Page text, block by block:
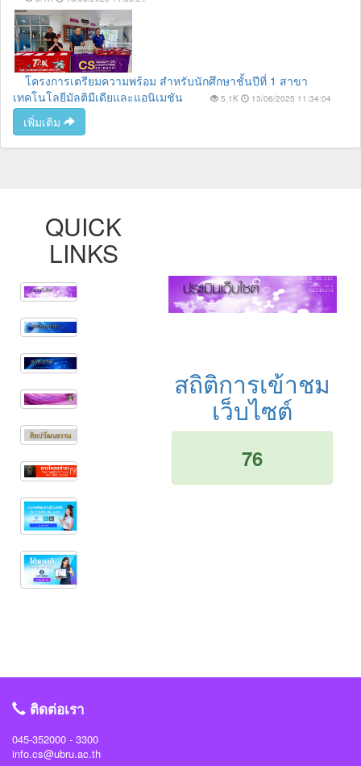
โครงการเตรียมความพร้อม สำหรับนักศึกษาชั้นปีที่ 1 สาขา
เทคโนโลยีมัลติมีเดียและแอนิเมชัน
5.1K 13/06/2025 11:34:04
เพิ่มเติม
QUICK
LINKS
สถิติการเข้าชม
เว็บไซต์
76
ติดต่อเรา
045-352000 - 3300
info.cs@ubru.ac.th